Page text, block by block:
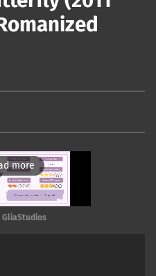
more
GliaStudios